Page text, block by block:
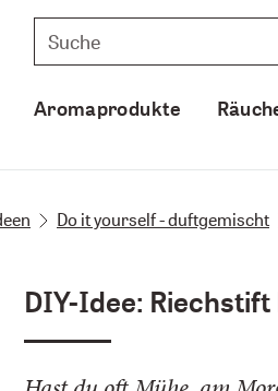
Aromaprodukte
Do it yourself - duftgemischt
DIY-Idee: